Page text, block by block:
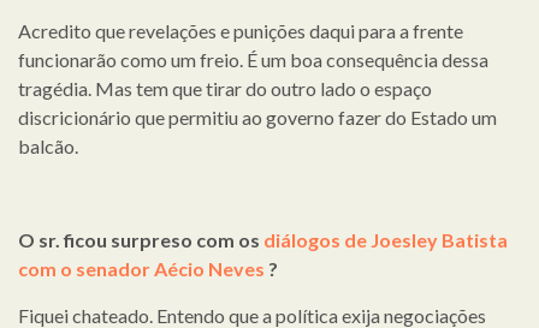
Acredito que revelações e punições daqui para a frente
funcionarão como um freio. É um boa consequência dessa
tragédia. Mas tem que tirar do outro lado o espaço
discricionário que permitiu ao governo fazer do Estado um
balcão.
O sr. ficou surpreso com os diálogos de Joesley Batista
com o senador Aécio Neves ?
Fiquei chateado. Entendo que a política exija negociações